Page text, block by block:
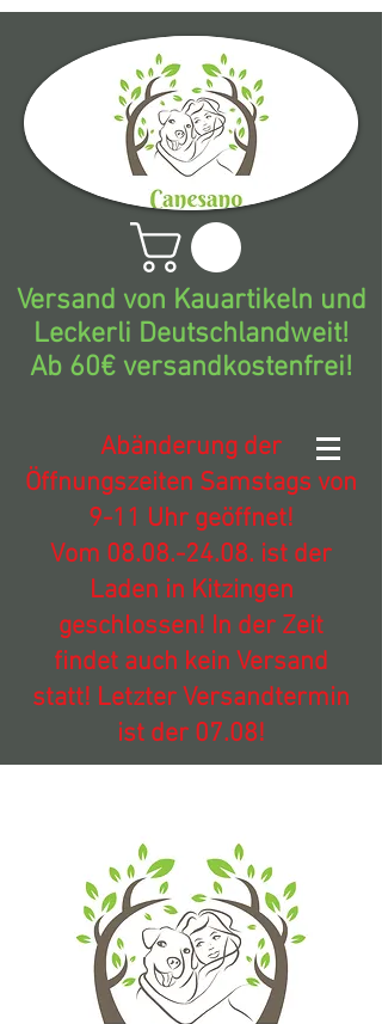
Versand von Kauartikeln und
Leckerli Deutschlandweit!
Ab 60€ versandkostenfrei!
Abänderung der
Öffnungszeiten Samstags von
9-11 Uhr geöffnet!
Vom 08.08.-24.08. ist der
Laden in Kitzingen
geschlossen! In der Zeit
findet auch kein Versand
statt! Letzter Versandtermin
ist der 07.08!